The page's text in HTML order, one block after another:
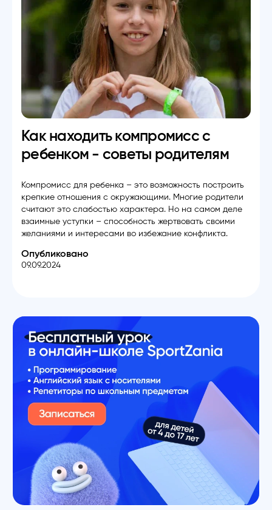
Как находить компромисс с
ребенком - советы родителям
Компромисс для ребенка – это возможность построить
крепкие отношения с окружающими. Многие родители
считают это слабостью характера. Но на самом деле
взаимные уступки – способность жертвовать своими
желаниями и интересами во избежание конфликта.
Опубликовано
09.09.2024